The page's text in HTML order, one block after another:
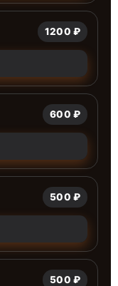
1200 ₽
600 ₽
500 ₽
500 ₽